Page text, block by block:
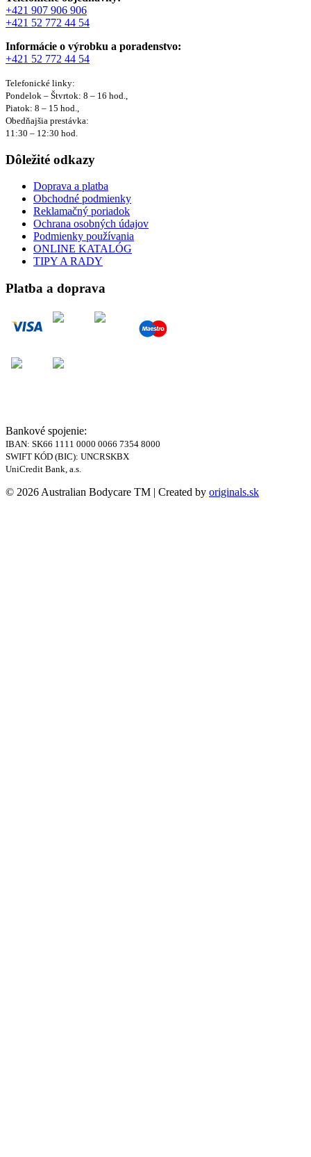
+421 907 906 906
+421 52 772 44 54
Informácie o výrobku a poradenstvo:
+421 52 772 44 54
Telefonické linky:
Pondelok – Štvrtok: 8 – 16 hod.,
Piatok: 8 – 15 hod.,
Obedňajšia prestávka:
11:30 – 12:30 hod.
Dôležité odkazy
Doprava a platba
Obchodné podmienky
Reklamačný poriadok
Ochrana osobných údajov
Podmienky používania
ONLINE KATALÓG
TIPY A RADY
Platba a doprava
Bankové spojenie:
IBAN: SK66 1111 0000 0066 7354 8000
SWIFT KÓD (BIC): UNCRSKBX
UniCredit Bank, a.s.
© 2026 Australian Bodycare TM | Created by originals.sk